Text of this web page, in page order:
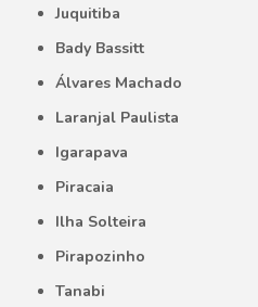
Juquitiba
Bady Bassitt
Álvares Machado
Laranjal Paulista
Igarapava
Piracaia
Ilha Solteira
Pirapozinho
Tanabi